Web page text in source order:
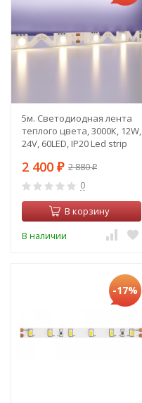
5м. Светодиодная лента
теплого цвета, 3000К, 12W,
24V, 60LED, IP20 Led strip
2 400 ₽ 2 880₽
0
В корзину
В наличии
-17%